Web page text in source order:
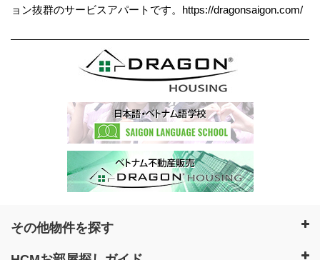
ョン抜群のサービスアパートです。https://dragonsaigon.com/
その他物件を探す